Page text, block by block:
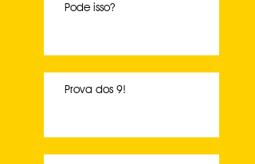
Pode isso?
Prova dos 9!